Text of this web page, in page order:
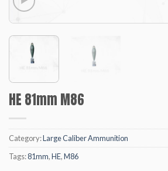
HE 81mm M86
Category:Large Caliber Ammunition
Tags:81mm,HE,M86